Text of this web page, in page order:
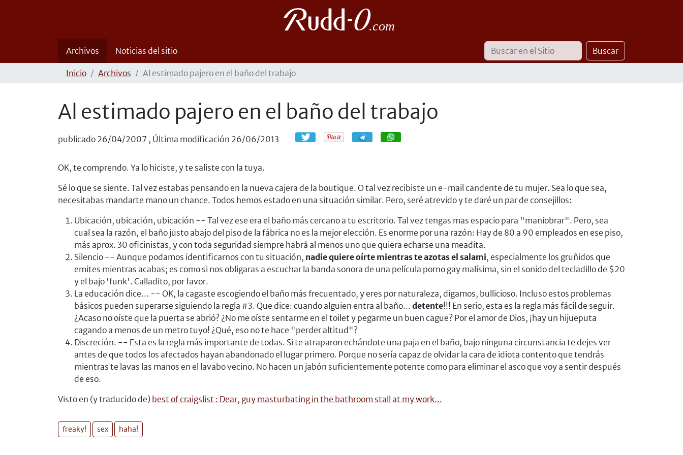
Archivos Noticias del sitio Buscar Buscar
Búsqueda
Avanzada…
Inicio
Archivos Al estimado pajero en el baño del trabajo
Al estimado pajero en el baño del trabajo
publicado 26/04/2007 , Última modificación 26/06/2013 CompartirCompartir
OK, te comprendo. Ya lo hiciste, y te saliste con la tuya.
Sé lo que se siente. Tal vez estabas pensando en la nueva cajera de la boutique. O tal vez recibiste un e-mail candente de tu mujer. Sea lo que sea,
necesitabas mandarte mano un chance. Todos hemos estado en una situación similar. Pero, seré atrevido y te daré un par de consejillos:
Ubicación, ubicación, ubicación -- Tal vez ese era el baño más cercano a tu escritorio. Tal vez tengas mas espacio para "maniobrar". Pero, sea
cual sea la razón, el baño justo abajo del piso de la fábrica no es la mejor elección. Es enorme por una razón: Hay de 80 a 90 empleados en ese piso,
más aprox. 30 oficinistas, y con toda seguridad siempre habrá al menos uno que quiera echarse una meadita.
Silencio -- Aunque podamos identificarnos con tu situación, nadie quiere oírte mientras te azotas el salami, especialmente los gruñidos que
emites mientras acabas; es como si nos obligaras a escuchar la banda sonora de una película porno gay malísima, sin el sonido del tecladillo de $20
y el bajo 'funk'. Calladito, por favor.
La educación dice... -- OK, la cagaste escogiendo el baño más frecuentado, y eres por naturaleza, digamos, bullicioso. Incluso estos problemas
básicos pueden superarse siguiendo la regla #3. Que dice: cuando alguien entra al baño... detente!!! En serio, esta es la regla más fácil de seguir.
¿Acaso no oíste que la puerta se abrió? ¿No me oíste sentarme en el toilet y pegarme un buen cague? Por el amor de Dios, ¡hay un hijueputa
cagando a menos de un metro tuyo! ¿Qué, eso no te hace "perder altitud"?
Discreción. -- Esta es la regla más importante de todas. Si te atraparon echándote una paja en el baño, bajo ninguna circunstancia te dejes ver
antes de que todos los afectados hayan abandonado el lugar primero. Porque no sería capaz de olvidar la cara de idiota contento que tendrás
mientras te lavas las manos en el lavabo vecino. No hacen un jabón suficientemente potente como para eliminar el asco que voy a sentir después
de eso.
Visto en (y traducido de) best of craigslist : Dear, guy masturbating in the bathroom stall at my work...
freaky! sex haha!